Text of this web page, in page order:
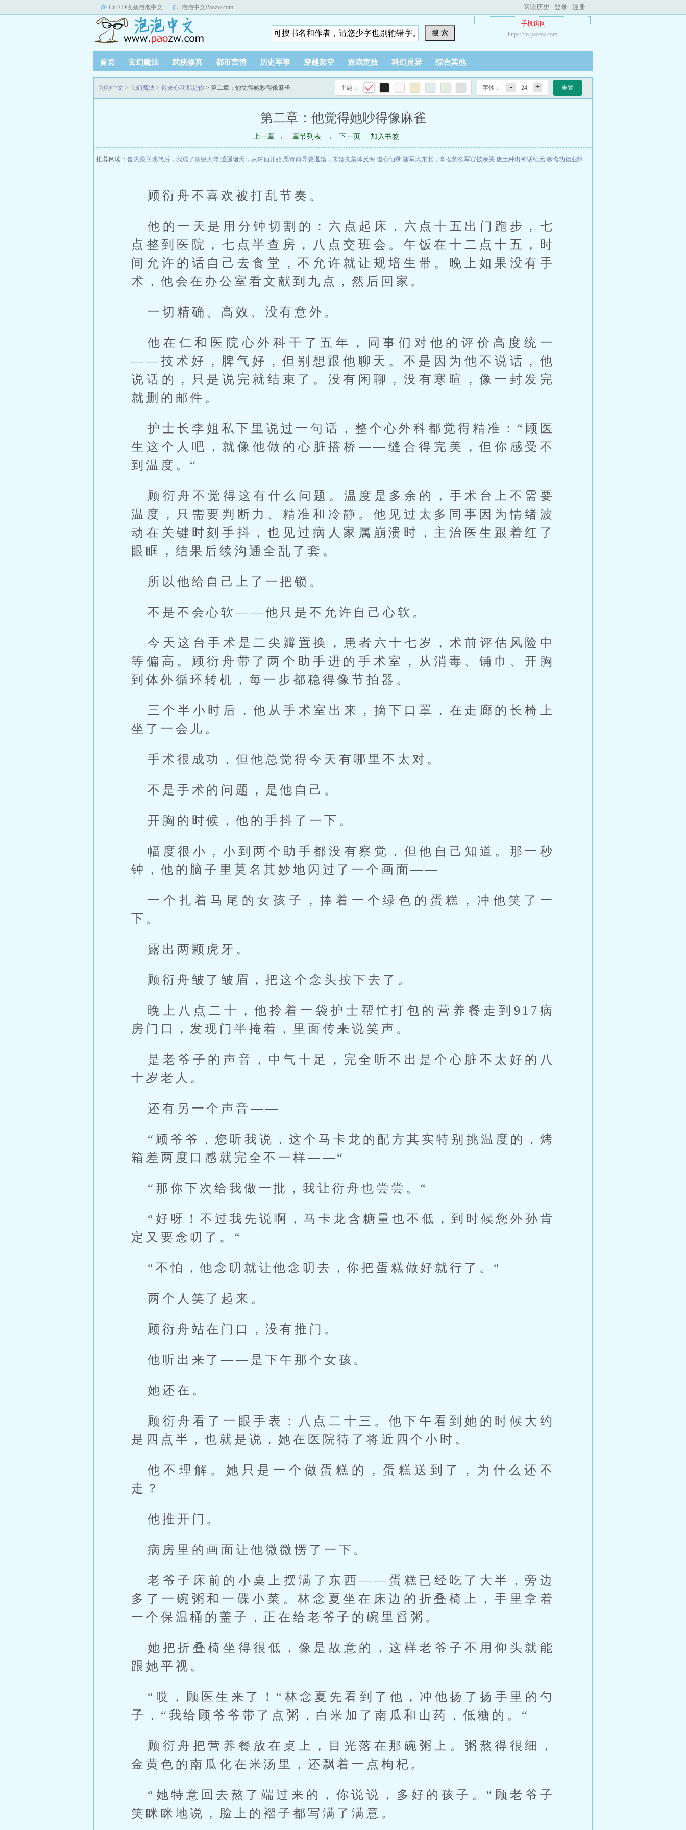
Ctrl+D收藏泡泡中文 泡泡中文Paozw.com 阅读历史 | 登录 | 注册
搜 索
手机访问
https://m.paozw.com
首页 玄幻魔法 武侠修真 都市言情 历史军事 穿越架空 游戏竞技 科幻灵异 综合其他
主题： 字体： - 24 + 重置
泡泡中文 > 玄幻魔法 > 迟来心动都是你 > 第二章：他觉得她吵得像麻雀
第二章：他觉得她吵得像麻雀
上一章 ← 章节列表 → 下一页 加入书签
推荐阅读： 兽夫跟回现代后，我成了顶级大佬 逍遥诸天，从诛仙开始 恶毒向导要退婚，未婚夫集体反悔 道心仙录 随军大东北，拿捏禁欲军官被亲哭 废土种出神话纪元 聊斋功德业障录
顾衍舟不喜欢被打乱节奏。
他的一天是用分钟切割的：六点起床，六点十五出门跑步，七
点整到医院，七点半查房，八点交班会。午饭在十二点十五，时
间允许的话自己去食堂，不允许就让规培生带。晚上如果没有手
术，他会在办公室看文献到九点，然后回家。
一切精确、高效、没有意外。
他在仁和医院心外科干了五年，同事们对他的评价高度统一
——技术好，脾气好，但别想跟他聊天。不是因为他不说话，他
说话的，只是说完就结束了。没有闲聊，没有寒暄，像一封发完
就删的邮件。
护士长李姐私下里说过一句话，整个心外科都觉得精准：“顾医
生这个人吧，就像他做的心脏搭桥——缝合得完美，但你感受不
到温度。“
顾衍舟不觉得这有什么问题。温度是多余的，手术台上不需要
温度，只需要判断力、精准和冷静。他见过太多同事因为情绪波
动在关键时刻手抖，也见过病人家属崩溃时，主治医生跟着红了
眼眶，结果后续沟通全乱了套。
所以他给自己上了一把锁。
不是不会心软——他只是不允许自己心软。
今天这台手术是二尖瓣置换，患者六十七岁，术前评估风险中
等偏高。顾衍舟带了两个助手进的手术室，从消毒、铺巾、开胸
到体外循环转机，每一步都稳得像节拍器。
三个半小时后，他从手术室出来，摘下口罩，在走廊的长椅上
坐了一会儿。
手术很成功，但他总觉得今天有哪里不太对。
不是手术的问题，是他自己。
开胸的时候，他的手抖了一下。
幅度很小，小到两个助手都没有察觉，但他自己知道。那一秒
钟，他的脑子里莫名其妙地闪过了一个画面——
一个扎着马尾的女孩子，捧着一个绿色的蛋糕，冲他笑了一
下。
露出两颗虎牙。
顾衍舟皱了皱眉，把这个念头按下去了。
晚上八点二十，他拎着一袋护士帮忙打包的营养餐走到917病
房门口，发现门半掩着，里面传来说笑声。
是老爷子的声音，中气十足，完全听不出是个心脏不太好的八
十岁老人。
还有另一个声音——
“顾爷爷，您听我说，这个马卡龙的配方其实特别挑温度的，烤
箱差两度口感就完全不一样——“
“那你下次给我做一批，我让衍舟也尝尝。“
“好呀！不过我先说啊，马卡龙含糖量也不低，到时候您外孙肯
定又要念叨了。“
“不怕，他念叨就让他念叨去，你把蛋糕做好就行了。“
两个人笑了起来。
顾衍舟站在门口，没有推门。
他听出来了——是下午那个女孩。
她还在。
顾衍舟看了一眼手表：八点二十三。他下午看到她的时候大约
是四点半，也就是说，她在医院待了将近四个小时。
他不理解。她只是一个做蛋糕的，蛋糕送到了，为什么还不
走？
他推开门。
病房里的画面让他微微愣了一下。
老爷子床前的小桌上摆满了东西——蛋糕已经吃了大半，旁边
多了一碗粥和一碟小菜。林念夏坐在床边的折叠椅上，手里拿着
一个保温桶的盖子，正在给老爷子的碗里舀粥。
她把折叠椅坐得很低，像是故意的，这样老爷子不用仰头就能
跟她平视。
“哎，顾医生来了！“林念夏先看到了他，冲他扬了扬手里的勺
子，“我给顾爷爷带了点粥，白米加了南瓜和山药，低糖的。“
顾衍舟把营养餐放在桌上，目光落在那碗粥上。粥熬得很细，
金黄色的南瓜化在米汤里，还飘着一点枸杞。
“她特意回去熬了端过来的，你说说，多好的孩子。“顾老爷子
笑眯眯地说，脸上的褶子都写满了满意。